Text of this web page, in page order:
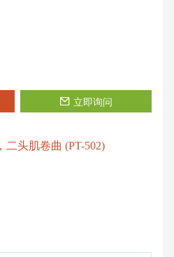
立即询问
头肌卷曲 (PT-502)